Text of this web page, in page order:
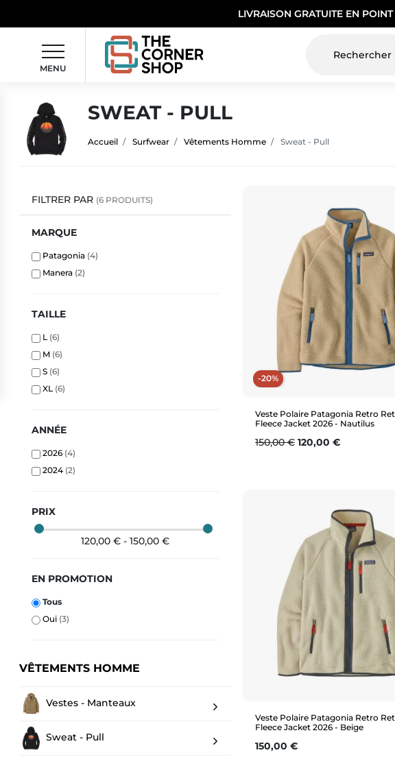
LIVRAISON GRATUITE EN
MENU
SWEAT - PULL
Accueil Surfwear Vêtements Homme Sweat - Pull
FILTRER PAR (6 PRODUITS)
MARQUE
Patagonia (4)
Manera (2)
TAILLE
L (6)
M (6)
S (6)
XL (6)
ANNÉE
2026 (4)
2024 (2)
PRIX
120,00 € - 150,00 €
EN PROMOTION
Tous
Oui (3)
VÊTEMENTS HOMME
Vestes - Manteaux
Sweat - Pull
-20%
Veste Polaire Patagonia Retro
Fleece Jacket 2026 - Nautilus
Prix de base
150,00 € Prix
120,00 €
M L
Veste Polaire Patagonia Retro
Fleece Jacket 2026 - Beige
Prix
150,00 €